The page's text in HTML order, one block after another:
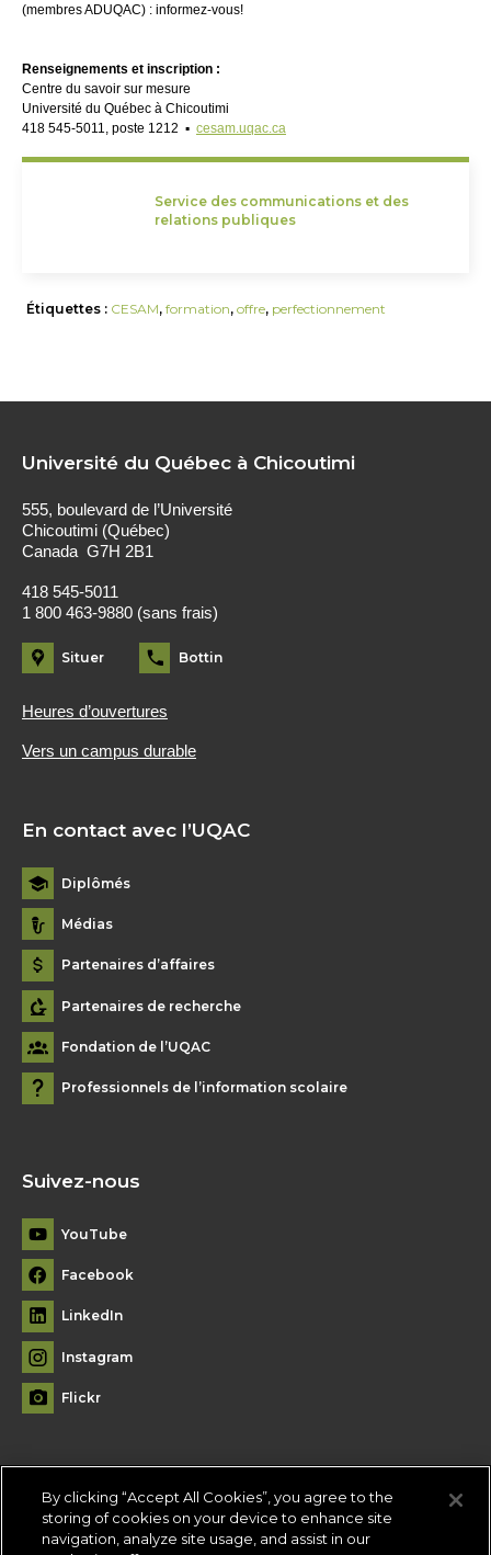
(membres ADUQAC) : informez-vous!
Renseignements et inscription :
Centre du savoir sur mesure
Université du Québec à Chicoutimi
418 545-5011, poste 1212 ▪ cesam.uqac.ca
Service des communications et des
relations publiques
Étiquettes : CESAM,formation,offre, perfectionnement
Université du Québec à Chicoutimi
555, boulevard de l’Université
Chicoutimi (Québec)
Canada G7H 2B1
418 545-5011
1 800 463-9880 (sans frais)
Situer Bottin
Heures d’ouvertures
Vers un campus durable
En contact avec l’UQAC
Diplômés
Médias
Partenaires d’affaires
Partenaires de recherche
Fondation de l’UQAC
Professionnels de l’information scolaire
Suivez-nous
YouTube
Facebook
LinkedIn
Instagram
Flickr
Plan du site
By clicking “Accept All Cookies”, you agree to the
storing of cookies on your device to enhance site
navigation, analyze site usage, and assist in our